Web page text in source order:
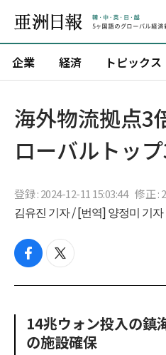
企業 経済 トピックス
海外物流拠点
ローバルトッ
登録 : 2024-12-11 15:03:44 修正 :
김유진 기자 / [번역] 양정미 기자
f
c
o
o
t
i
e
r
14兆ウォン投入の
の施設確保